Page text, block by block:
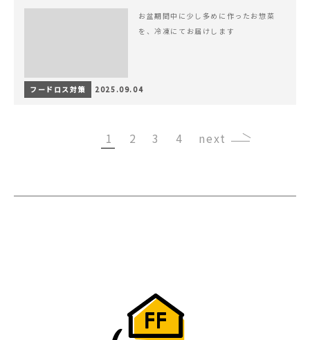
お盆期間中に少し多めに作ったお惣菜
を、冷凍にてお届けします
フードロス対策 2025.09.04
1 2 3 4 ›